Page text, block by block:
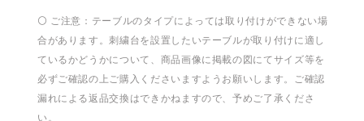
⚪️ ご注意：テーブルのタイプによっては取り付けができない場
合があります。刺繍台を設置したいテーブルが取り付けに適し
ているかどうかについて、商品画像に掲載の図にてサイズ等を
必ずご確認の上ご購入くださいますようお願いします。ご確認
漏れによる返品交換はできかねますので、予めご了承くださ
い。